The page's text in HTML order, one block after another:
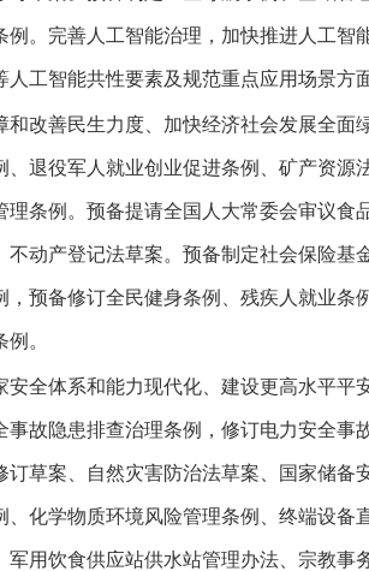
例。完善人工智能治理，加快推进人工
人工智能共性要素及规范重点应用场景方
和改善民生力度、加快经济社会发展全面
、退役军人就业创业促进条例、矿产资
理条例。预备提请全国人大常委会审议
不动产登记法草案。预备制定社会保险
，预备修订全民健身条例、残疾人就业
。
安全体系和能力现代化、建设更高水平平
事故隐患排查治理条例，修订电力安全
订草案、自然灾害防治法草案、国家储
、化学物质环境风险管理条例、终端设
军用饮食供应站供水站管理办法、宗教